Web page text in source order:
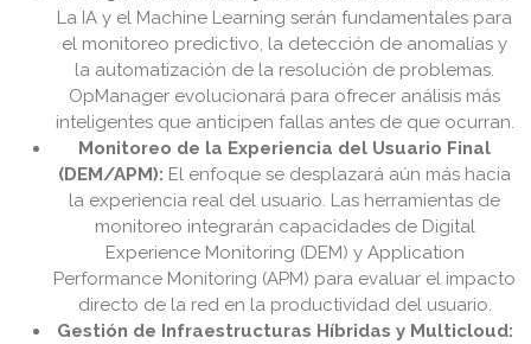
La IA y el Machine Learning serán fundamentales para
el monitoreo predictivo, la detección de anomalías y
la automatización de la resolución de problemas.
OpManager evolucionará para ofrecer análisis más
inteligentes que anticipen fallas antes de que ocurran.
Monitoreo de la Experiencia del Usuario Final
(DEM/APM): El enfoque se desplazará aún más hacia
la experiencia real del usuario. Las herramientas de
monitoreo integrarán capacidades de Digital
Experience Monitoring (DEM) y Application
Performance Monitoring (APM) para evaluar el impacto
directo de la red en la productividad del usuario.
Gestión de Infraestructuras Híbridas y Multicloud: